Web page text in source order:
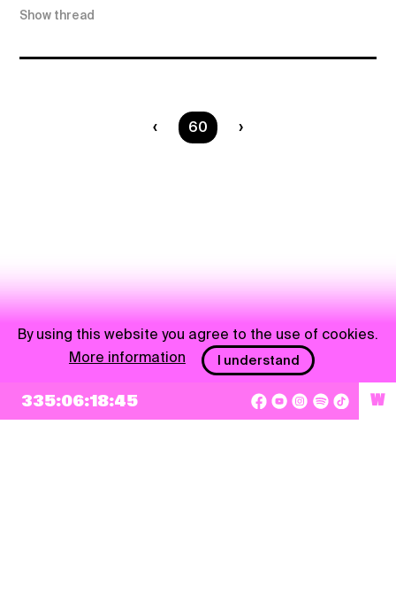
Show thread
You are on page
60
335:06:18:44 W
By using this website you agree to the use of cookies.
More information
I understand